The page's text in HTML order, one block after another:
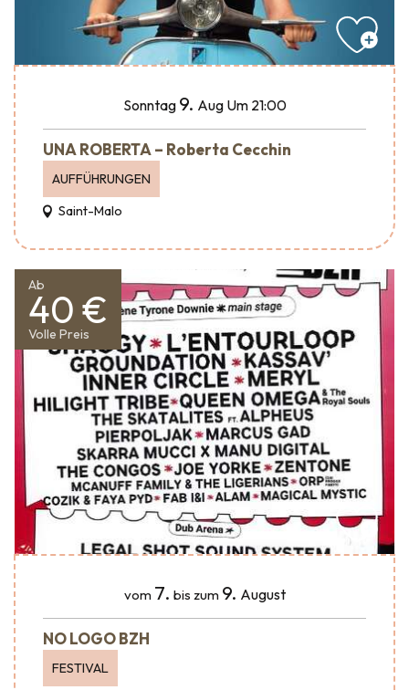
Sonntag 9. Aug Um 21:00
UNA ROBERTA – Roberta Cecchin
AUFFÜHRUNGEN
Saint-Malo
Ab
40 €
Volle Preis
vom 7. bis zum 9. August
NO LOGO BZH
FESTIVAL